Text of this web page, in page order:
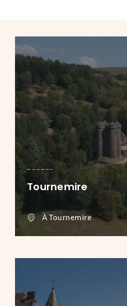
Tournemire
À Tournemire